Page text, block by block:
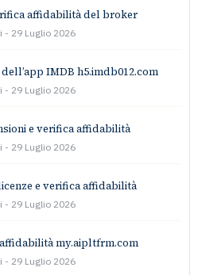
affidabilità del broker
29 Luglio 2026
IMDB h5.imdb012.com
29 Luglio 2026
e verifica affidabilità
29 Luglio 2026
e verifica affidabilità
29 Luglio 2026
my.aipltfrm.com
29 Luglio 2026